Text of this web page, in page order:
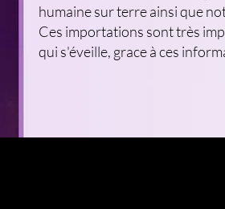
humaine sur terre ainsi que
Ces importations sont très
qui s'éveille, grace à ces